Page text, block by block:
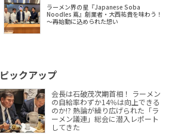
ラーメン界の星『Japanese Soba
Noodles 蔦』創業者・大西祐貴を味わう！
～再始動に込められた想い
ピックアップ
会長は石破茂次期首相！ ラーメン
の自給率わずか14％は向上できる
のか!? 熱論が繰り広げられた「ラ
ーメン議連」総会に潜入レポート
してきた